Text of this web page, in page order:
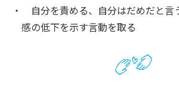
自分を責める、自分はだめだと言
感の低下を示す言動を取る